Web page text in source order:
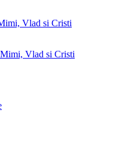
Vlad si Cristi